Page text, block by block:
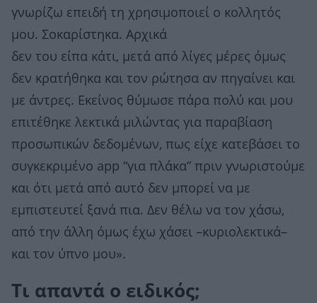
γνωρίζω επειδή τη χρησιμοποιεί ο κολλητός
μου. Σοκαρίστηκα. Αρχικά
δεν του είπα κάτι, μετά από λίγες μέρες όμως
δεν κρατήθηκα και τον ρώτησα αν πηγαίνει και
με άντρες. Εκείνος θύμωσε πάρα πολύ και μου
επιτέθηκε λεκτικά μιλώντας για παραβίαση
προσωπικών δεδομένων, πως είχε κατεβάσει το
συγκεκριμένο app “για πλάκα” πριν γνωριστούμε
και ότι μετά από αυτό δεν μπορεί να με
εμπιστευτεί ξανά πια. Δεν θέλω να τον χάσω,
από την άλλη όμως έχω χάσει –κυριολεκτικά–
και τον ύπνο μου».
Τι απαντά ο ειδικός;